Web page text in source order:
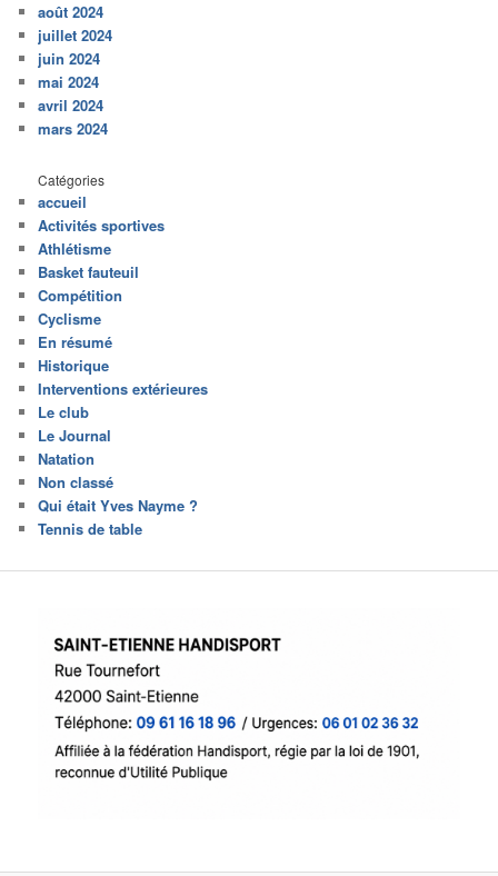
août 2024
juillet 2024
juin 2024
mai 2024
avril 2024
mars 2024
Catégories
accueil
Activités sportives
Athlétisme
Basket fauteuil
Compétition
Cyclisme
En résumé
Historique
Interventions extérieures
Le club
Le Journal
Natation
Non classé
Qui était Yves Nayme ?
Tennis de table